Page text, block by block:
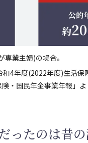
業主婦)の場合。
4年度(2022年度)生活保
・国民年金事業年報」
ったのは昔の